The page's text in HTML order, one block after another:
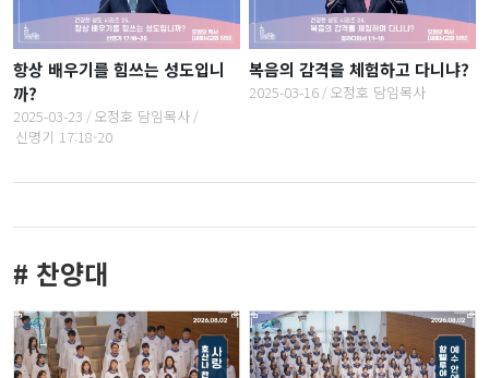
항상 배우기를 힘쓰는 성도입니
까?
2025-03-23
오정호 담임목사
신명기 17:18-20
복음의 감격을 체험하고 다니냐?
2025-03-16 오정호 담임목사
# 찬양대